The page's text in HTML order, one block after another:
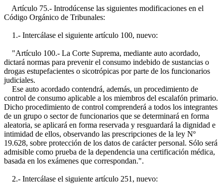
Artículo 75.- Introdúcense las siguientes modificaciones en el
Código Orgánico de Tribunales:
1.- Intercálase el siguiente artículo 100, nuevo:
"Artículo 100.- La Corte Suprema, mediante auto acordado,
dictará normas para prevenir el consumo indebido de sustancias o
drogas estupefacientes o sicotrópicas por parte de los funcionarios
judiciales.
Ese auto acordado contendrá, además, un procedimiento de
control de consumo aplicable a los miembros del escalafón primario.
Dicho procedimiento de control comprenderá a todos los integrantes
de un grupo o sector de funcionarios que se determinará en forma
aleatoria, se aplicará en forma reservada y resguardará la dignidad e
intimidad de ellos, observando las prescripciones de la ley Nº
19.628, sobre protección de los datos de carácter personal. Sólo será
admisible como prueba de la dependencia una certificación médica,
basada en los exámenes que correspondan.".
2.- Intercálase el siguiente artículo 251, nuevo: